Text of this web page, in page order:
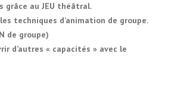
grâce au JEU théâtral.
techniques d’animation de groupe.
de groupe)
d’autres « capacités » avec le